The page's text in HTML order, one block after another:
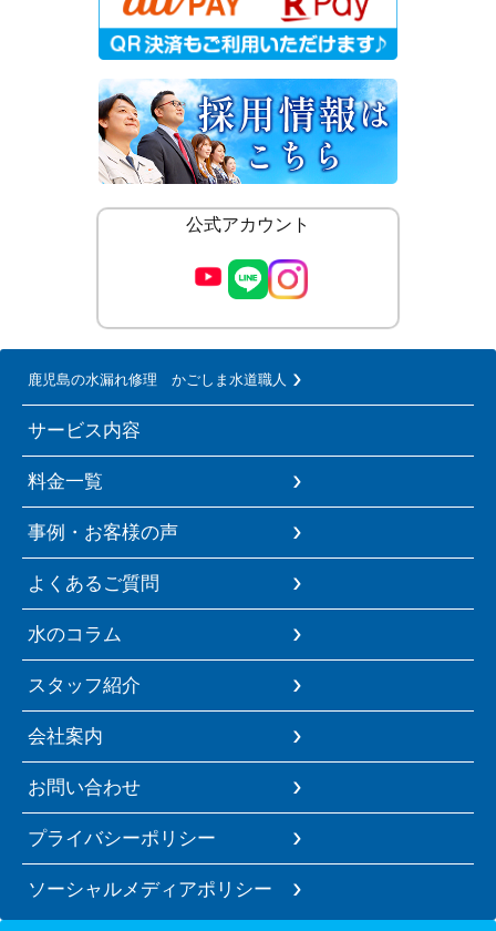
公式アカウント
鹿児島の水漏れ修理 かごしま水道職人
サービス内容
料金一覧
事例・お客様の声
よくあるご質問
水のコラム
スタッフ紹介
会社案内
お問い合わせ
プライバシーポリシー
ソーシャルメディアポリシー